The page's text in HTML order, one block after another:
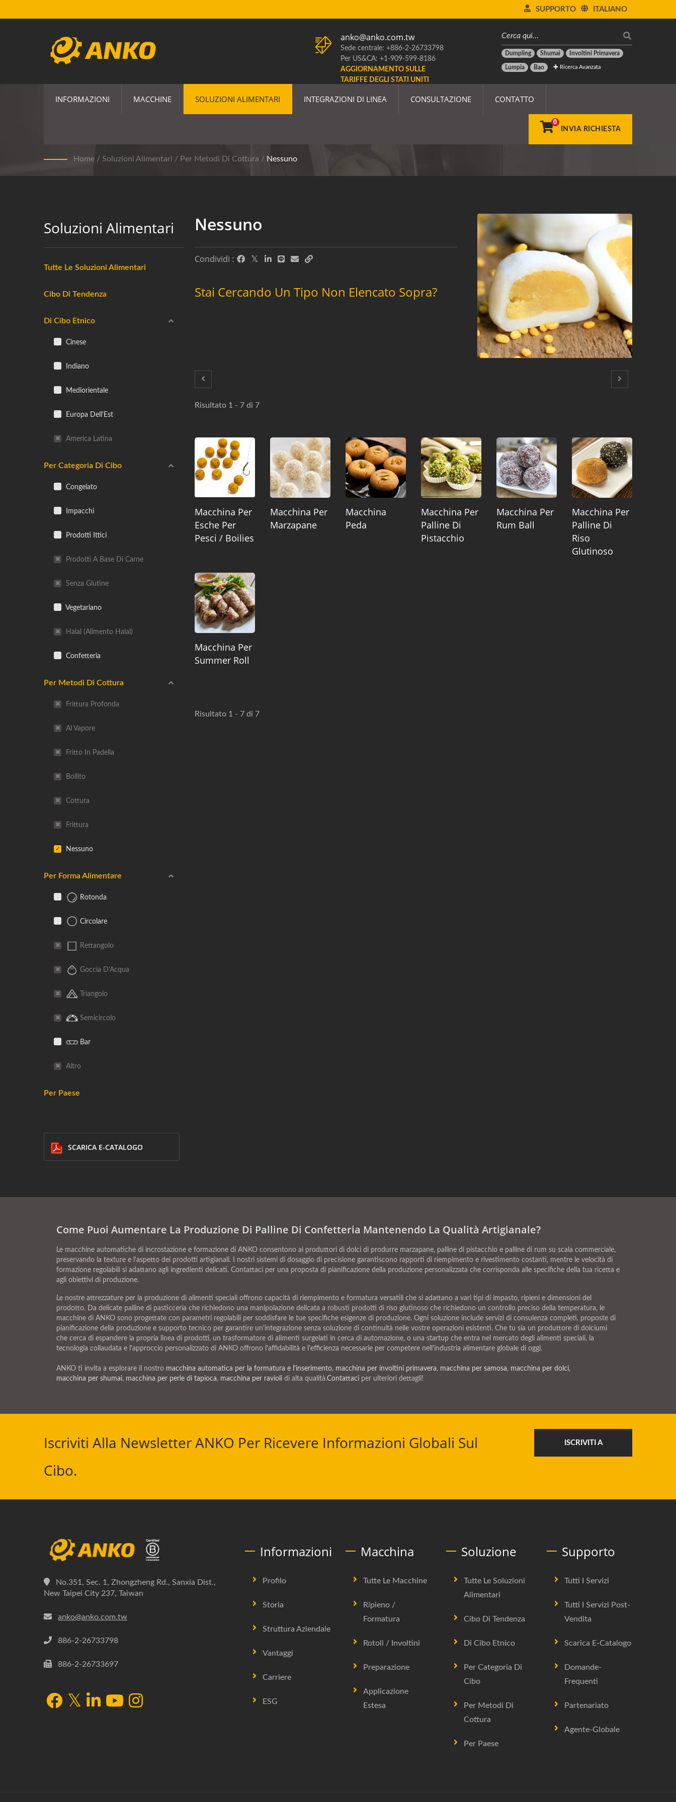
ITALIANO
SUPPORTO
Dumpling Shumai Involtini Primavera
Lumpia Bao Ricerca Avanzata
anko@anko.com.tw
Sede centrale: +886-2-26733798
Per US&CA: +1-909-599-8186
AGGIORNAMENTO SULLE
TARIFFE DEGLI STATI UNITI
INFORMAZIONI MACCHINE SOLUZIONI ALIMENTARI INTEGRAZIONI DI LINEA CONSULTAZIONE CONTATTO
0
INVIA RICHIESTA
Home / Soluzioni Alimentari / Per Metodi Di Cottura / Nessuno
Soluzioni Alimentari
Tutte Le Soluzioni Alimentari
Cibo Di Tendenza
Di Cibo Etnico
Cinese
Indiano
Mediorientale
Europa Dell'Est
America Latina
Per Categoria Di Cibo
Congelato
Impacchi
Prodotti Ittici
Prodotti A Base Di Carne
Senza Glutine
Vegetariano
Halal (alimento Halal)
Confetteria
Per Metodi Di Cottura
Frittura Profonda
Al Vapore
Fritto In Padella
Bollito
Cottura
Frittura
Nessuno
Per Forma Alimentare
Rotonda
Circolare
Rettangolo
Goccia D'Acqua
Triangolo
Semicircolo
Bar
Altro
Per Paese
SCARICA E-CATALOGO
Nessuno
Condividi :
Stai Cercando Un Tipo Non Elencato Sopra?
Risultato 1 - 7 di 7
Macchina Per
Esche Per
Pesci / Boilies
Macchina Per
Marzapane
Macchina
Peda
Macchina Per
Palline Di
Pistacchio
Macchina Per
Rum Ball
Macchina Per
Palline Di
Riso
Glutinoso
Macchina Per
Summer Roll
Risultato 1 - 7 di 7
Come Puoi Aumentare La Produzione Di Palline Di Confetteria Mantenendo La Qualità Artigianale?
Le macchine automatiche di incrostazione e formazione di ANKO consentono ai produttori di dolci di produrre marzapane, palline di pistacchio e palline di rum su scala commerciale,
preservando la texture e l'aspetto dei prodotti artigianali. I nostri sistemi di dosaggio di precisione garantiscono rapporti di riempimento e rivestimento costanti, mentre le velocità di
formazione regolabili si adattano agli ingredienti delicati. Contattaci per una proposta di pianificazione della produzione personalizzata che corrisponda alle specifiche della tua ricetta e
agli obiettivi di produzione.
Le nostre attrezzature per la produzione di alimenti speciali offrono capacità di riempimento e formatura versatili che si adattano a vari tipi di impasto, ripieni e dimensioni del
prodotto. Da delicate palline di pasticceria che richiedono una manipolazione delicata a robusti prodotti di riso glutinoso che richiedono un controllo preciso della temperatura, le
macchine di ANKO sono progettate con parametri regolabili per soddisfare le tue specifiche esigenze di produzione. Ogni soluzione include servizi di consulenza completi, proposte di
pianificazione della produzione e supporto tecnico per garantire un'integrazione senza soluzione di continuità nelle vostre operazioni esistenti. Che tu sia un produttore di dolciumi
che cerca di espandere la propria linea di prodotti, un trasformatore di alimenti surgelati in cerca di automazione, o una startup che entra nel mercato degli alimenti speciali, la
tecnologia collaudata e l'approccio personalizzato di ANKO offrono l'affidabilità e l'efficienza necessarie per competere nell'industria alimentare globale di oggi.
ANKO ti invita a esplorare il nostro macchina automatica per la formatura e l'inserimento, macchina per involtini primavera, macchina per samosa, macchina per dolci,
macchina per shumai, macchina per perle di tapioca, macchina per ravioli di alta qualità.Contattaci per ulteriori dettagli!
Iscriviti Alla Newsletter ANKO Per Ricevere Informazioni Globali Sul
Cibo.
ISCRIVITI A
No.351, Sec. 1, Zhongzheng Rd., Sanxia Dist.,
New Taipei City 237, Taiwan
anko@anko.com.tw
886-2-26733798
886-2-26733697
Informazioni
Profilo
Storia
Struttura Aziendale
Vantaggi
Carriere
ESG
Macchina
Tutte Le Macchine
Ripieno /
Formatura
Rotoli / Involtini
Preparazione
Applicazione
Estesa
Soluzione
Tutte Le Soluzioni
Alimentari
Cibo Di Tendenza
Di Cibo Etnico
Per Categoria Di
Cibo
Per Metodi Di
Cottura
Per Paese
Supporto
Tutti I Servizi
Tutti I Servizi Post-
Vendita
Scarica E-Catalogo
Domande-
Frequenti
Partenariato
Agente-Globale